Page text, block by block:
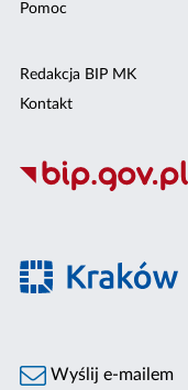
Pomoc
Redakcja BIP MK
Kontakt
Wyślij e-mailem